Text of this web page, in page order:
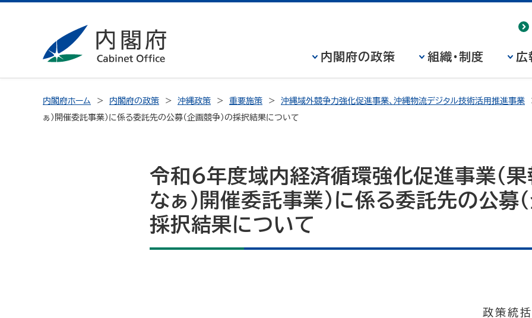
内閣府の政策 組織・制度 広
内閣府ホーム 内閣府の政策 沖縄政策 重要施策 沖縄域外競争力強化促進事業、沖縄物流デジタル技術活用推進事業
ぁ）開催委託事業）に係る委託先の公募（企画競争）の採択結果について
令和６年度域内経済循環強化促進事業（果
なぁ）開催委託事業）に係る委託先の公募
採択結果について
政策統